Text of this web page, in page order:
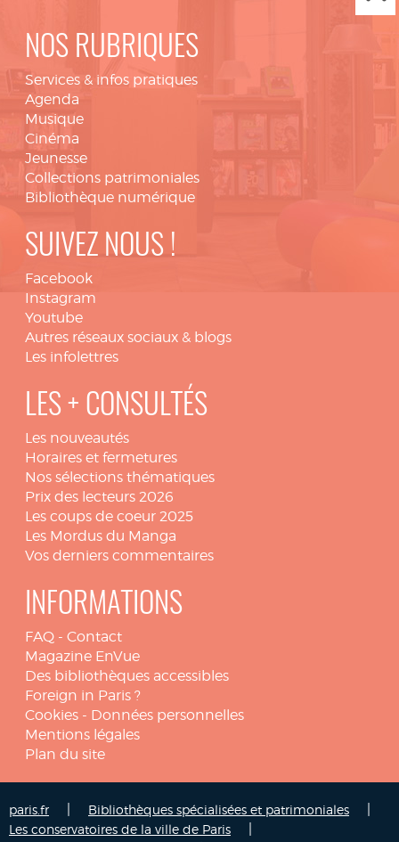
NOS RUBRIQUES
Services & infos pratiques
Agenda
Musique
Cinéma
Jeunesse
Collections patrimoniales
Bibliothèque numérique
SUIVEZ NOUS !
Facebook
Instagram
Youtube
Autres réseaux sociaux & blogs
Les infolettres
LES + CONSULTÉS
Les nouveautés
Horaires et fermetures
Nos sélections thématiques
Prix des lecteurs 2026
Les coups de coeur 2025
Les Mordus du Manga
Vos derniers commentaires
INFORMATIONS
FAQ - Contact
Magazine EnVue
Des bibliothèques accessibles
Foreign in Paris ?
Cookies - Données personnelles
Mentions légales
Plan du site
paris.fr Bibliothèques spécialisées et patrimoniales
Les conservatoires de la ville de Paris